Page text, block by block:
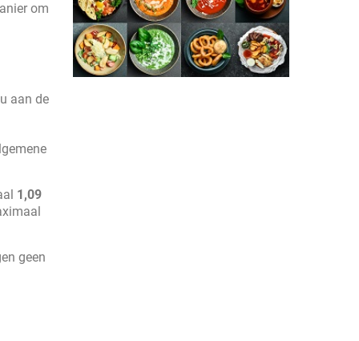
om
aan de
1,09
geen